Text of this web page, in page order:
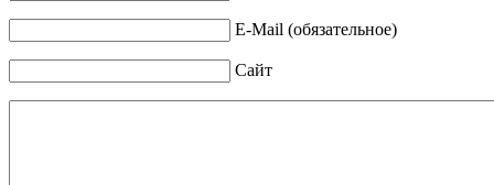
E-Mail (обязательное)
Сайт